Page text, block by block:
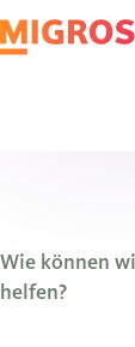
Wie können
helfen?